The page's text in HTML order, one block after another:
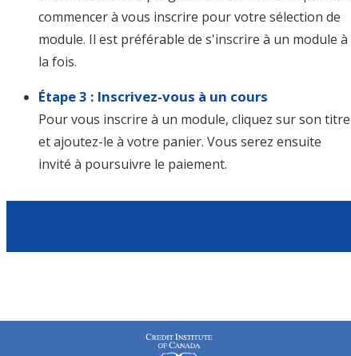
commencer à vous inscrire pour votre sélection de
module. Il est préférable de s'inscrire à un module à
la fois.
Étape 3 : Inscrivez-vous à un cours
Pour vous inscrire à un module, cliquez sur son titre
et ajoutez-le à votre panier. Vous serez ensuite
invité à poursuivre le paiement.